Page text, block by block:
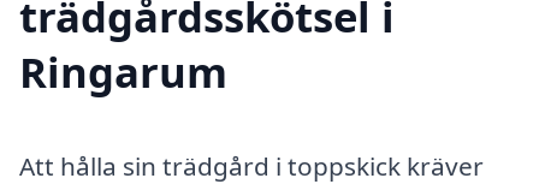
trädgårdsskötsel i
Ringarum
Att hålla sin trädgård i toppskick kräver